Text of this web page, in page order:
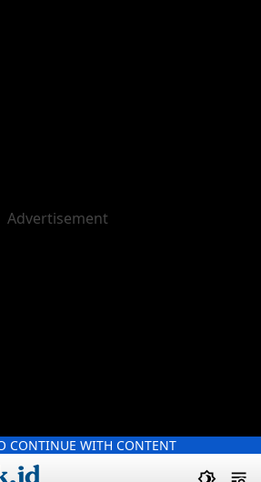
CONTINUE WITH CONTENT